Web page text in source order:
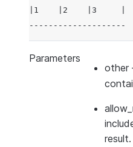
|1    |2    |3     |
--------------------
Parameters
other